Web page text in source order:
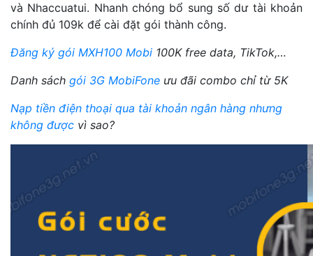
và Nhaccuatui. Nhanh chóng bổ sung số dư tài khoản
chính đủ 109k để cài đặt gói thành công.
Đăng ký gói MXH100 Mobi 100K free data, TikTok,…
Danh sách gói 3G MobiFone ưu đãi combo chỉ từ 5K
Nạp tiền điện thoại qua tài khoản ngân hàng nhưng
không được vì sao?